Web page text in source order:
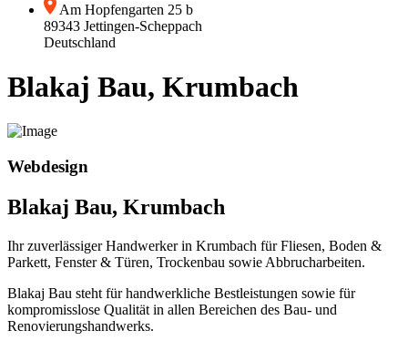
Am Hopfengarten 25 b
89343 Jettingen-Scheppach
Deutschland
Blakaj Bau, Krumbach
Webdesign
Blakaj Bau, Krumbach
Ihr zuverlässiger Handwerker in Krumbach für Fliesen, Boden &
Parkett, Fenster & Türen, Trockenbau sowie Abbrucharbeiten.
Blakaj Bau steht für handwerkliche Bestleistungen sowie für
kompromisslose Qualität in allen Bereichen des Bau- und
Renovierungshandwerks.